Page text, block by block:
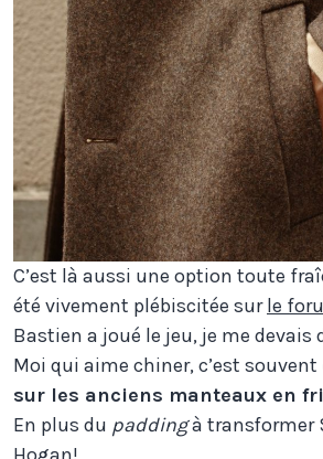
C’est là aussi une option toute
été vivement plébiscitée surle
Bastien a joué le jeu, je me devais
Moi qui aime chiner, c’est souvent
sur les anciens manteaux en
En plus du paddingà transformer